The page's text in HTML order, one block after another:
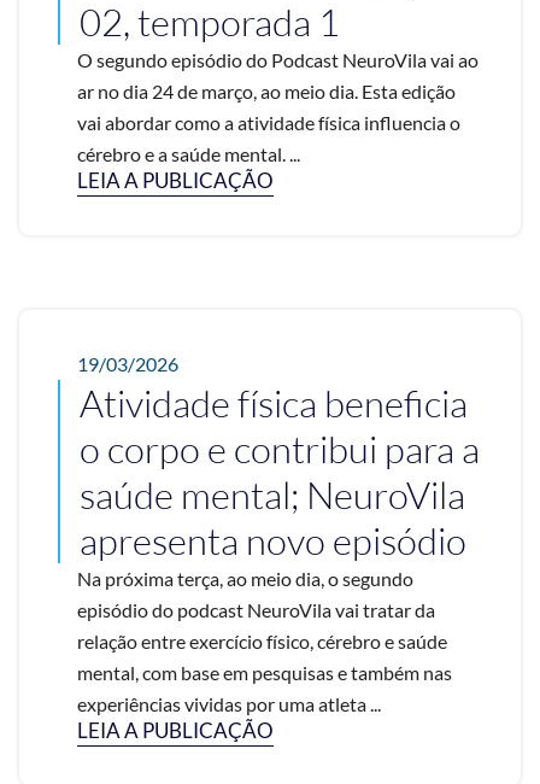
02, temporada 1
O segundo episódio do Podcast NeuroVila vai ao
ar no dia 24 de março, ao meio dia. Esta edição
vai abordar como a atividade física influencia o
cérebro e a saúde mental. ...
LEIA A PUBLICAÇÃO
19/03/2026
Atividade física beneficia
o corpo e contribui para a
saúde mental; NeuroVila
apresenta novo episódio
Na próxima terça, ao meio dia, o segundo
episódio do podcast NeuroVila vai tratar da
relação entre exercício físico, cérebro e saúde
mental, com base em pesquisas e também nas
experiências vividas por uma atleta ...
LEIA A PUBLICAÇÃO